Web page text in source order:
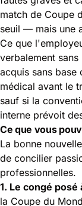
match de Coupe
seuil — mais une
Ce que
verbalement
acquis sans
médical avant le
sauf si la
interne prévoit
Ce que vous
La bonne
de concilier
professionnelles.
1. Le congé posé
la Coupe du